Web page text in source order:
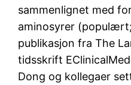
sammenlignet med
aminosyrer
publikasjon fra The
tidsskrift
Dong og kollegaer